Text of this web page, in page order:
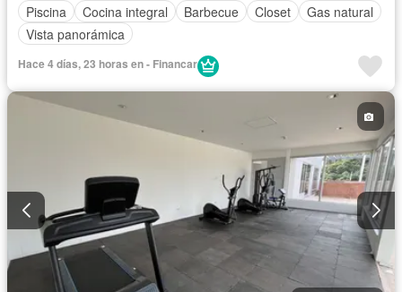
Piscina
Cocina integral Barbecue Closet
Gas natural
Vista panorámica
Hace 4 días, 23 horas en - Financar